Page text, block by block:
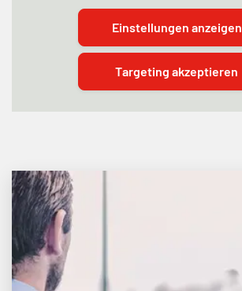
Einstellungen anzeigen
Targeting akzeptieren